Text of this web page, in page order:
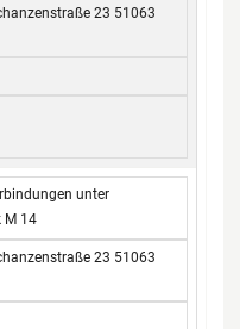
23 51063
unter
M 14
23 51063